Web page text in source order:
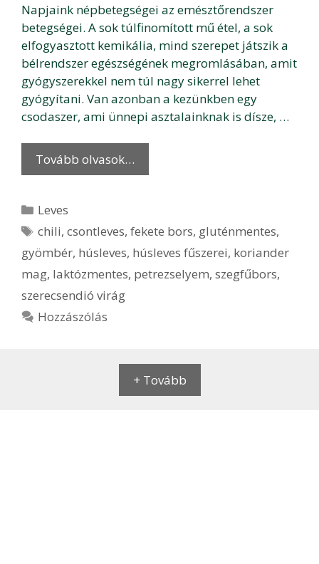
Napjaink népbetegségei az emésztőrendszer
betegségei. A sok túlfinomított mű étel, a sok
elfogyasztott kemikália, mind szerepet játszik a
bélrendszer egészségének megromlásában, amit
gyógyszerekkel nem túl nagy sikerrel lehet
gyógyítani. Van azonban a kezünkben egy
csodaszer, ami ünnepi asztalainknak is dísze, …
Tovább olvasok…
Kategória
Leves
Címkék
chili,csontleves,fekete bors, gluténmentes,
gyömbér, húsleves, húsleves fűszerei, koriander
mag, laktózmentes, petrezselyem, szegfűbors,
szerecsendió virág
Hozzászólás
+ Tovább